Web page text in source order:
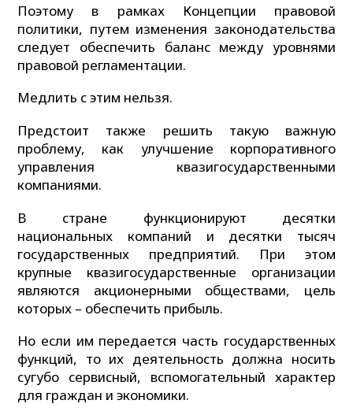
Поэтому в рамках Концепции правовой
политики, путем изменения законодательства
следует обеспечить баланс между уровнями
правовой регламентации.
Медлить с этим нельзя.
Предстоит также решить такую важную
проблему, как улучшение корпоративного
управления квазигосударственными
компаниями.
В стране функционируют десятки
национальных компаний и десятки тысяч
государственных предприятий. При этом
крупные квазигосударственные организации
являются акционерными обществами, цель
которых – обеспечить прибыль.
Но если им передается часть государственных
функций, то их деятельность должна носить
сугубо сервисный, вспомогательный характер
для граждан и экономики.